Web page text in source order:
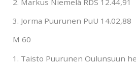
3. Jorma Puurunen PuU 14.02,88
M 60
1. Taisto Puurunen Oulunsuun